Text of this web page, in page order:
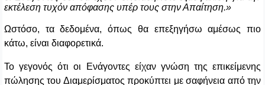
εκτέλεση τυχόν απόφασης υπέρ τους στην Απαίτηση.»
Ωστόσο, τα δεδομένα, όπως θα επεξηγήσω αμέσως πιο
κάτω, είναι διαφορετικά.
Το γεγονός ότι οι Ενάγοντες είχαν γνώση της επικείμενης
πώλησης του Διαμερίσματος προκύπτει με σαφήνεια από την